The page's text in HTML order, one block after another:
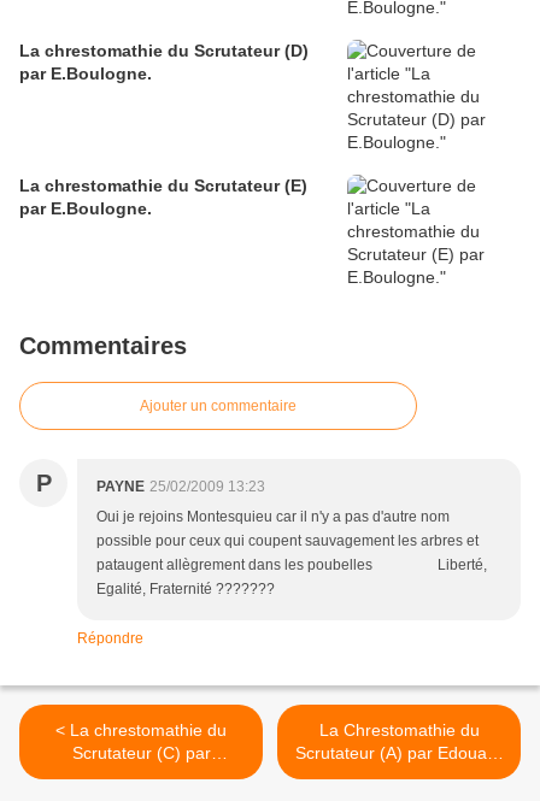
La chrestomathie du Scrutateur (D)
par E.Boulogne.
La chrestomathie du Scrutateur (E)
par E.Boulogne.
Commentaires
Ajouter un commentaire
P PAYNE 25/02/2009 13:23
Oui je rejoins Montesquieu car il n'y a pas d'autre nom
possible pour ceux qui coupent sauvagement les arbres et
pataugent allègrement dans les poubelles Liberté,
Egalité, Fraternité ???????
Répondre
< La chrestomathie du
Scrutateur (C) par
E.Boulogne.
La Chrestomathie du
Scrutateur (A) par Edouard
Boulogne. >